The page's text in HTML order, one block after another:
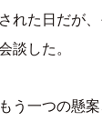
れた日だが
談した。
う一つの懸